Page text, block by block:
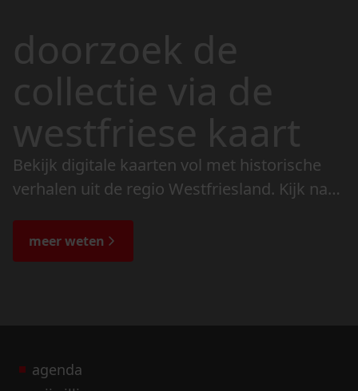
doorzoek de
collectie via de
westfriese kaart
Bekijk digitale kaarten vol met historische
verhalen uit de regio Westfriesland. Kijk naar
de bijzondere verhalen.
meer weten
agenda